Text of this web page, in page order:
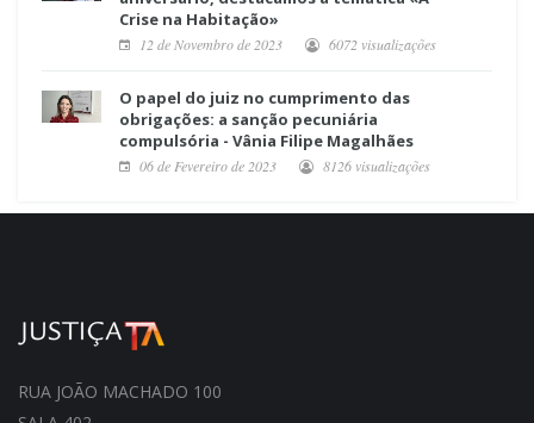
Crise na Habitação»
12 de Novembro de 2023 6072 visualizações
O papel do juiz no cumprimento das
obrigações: a sanção pecuniária
compulsória - Vânia Filipe Magalhães
06 de Fevereiro de 2023 8126 visualizações
RUA JOÃO MACHADO 100